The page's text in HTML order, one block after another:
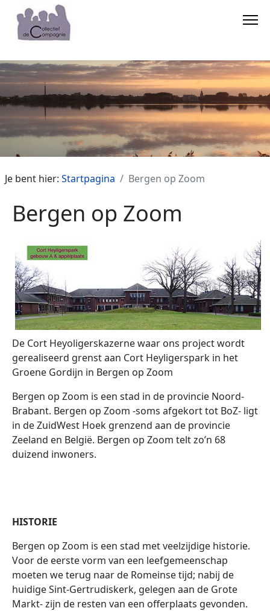
Je bent hier:Startpagina Bergen op Zoom
Bergen op Zoom
De Cort Heyoligerskazerne waar ons project wordt
gerealiseerd grenst aan Cort Heyligerspark in het
Groene Gordijn in Bergen op Zoom
Bergen op Zoom is een stad in de provincie Noord-
Brabant. Bergen op Zoom -soms afgekort tot BoZ- ligt
in de ZuidWest Hoek grenzend aan de provincie
Zeeland en België. Bergen op Zoom telt zo’n 68
duizend inwoners.
HISTORIE
Bergen op Zoom is een stad met veelzijdige historie.
Voor de eerste vorm van een leefgemeenschap
moeten we terug naar de Romeinse tijd; nabij de
huidige Sint-Gertrudiskerk, gelegen aan de Grote
Markt- zijn de resten van een offerplaats gevonden.